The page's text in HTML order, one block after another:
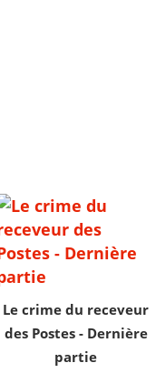
Le crime du receveur
des Postes - Dernière
partie